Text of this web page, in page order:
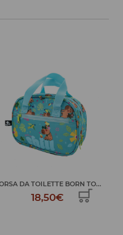
ZAINO DOPPIO CON RUOTE
BO...
69,99€